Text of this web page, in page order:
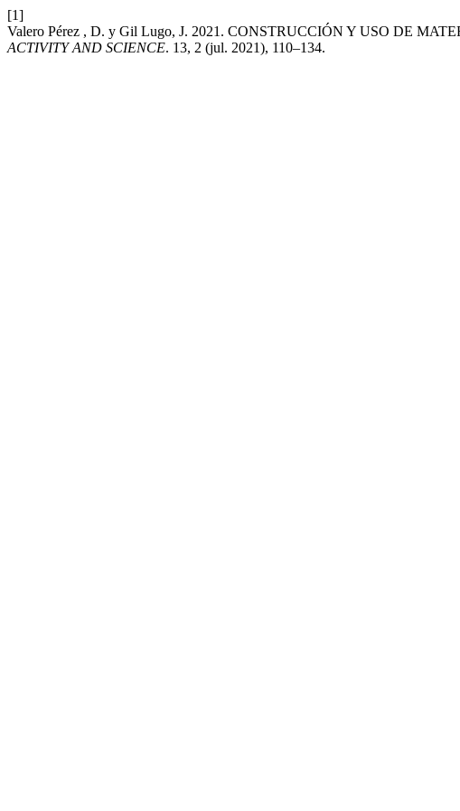
[1]
Valero Pérez , D. y Gil Lugo, J. 2021. CONSTRUCCIÓN Y USO DE
ACTIVITY AND SCIENCE. 13, 2 (jul. 2021), 110–134.